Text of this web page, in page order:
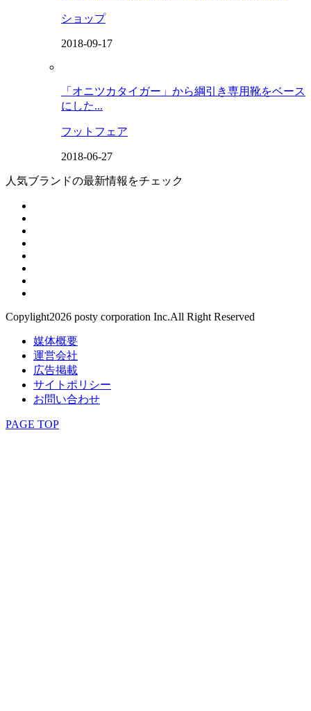
ショップ
2018-09-17
「オニツカタイガー」から綱引き専用靴をベース
にした...
フットフェア
2018-06-27
人気ブランドの最新情報をチェック
Copylight2026 posty corporation Inc.All Right Reserved
媒体概要
運営会社
広告掲載
サイトポリシー
お問い合わせ
PAGE TOP